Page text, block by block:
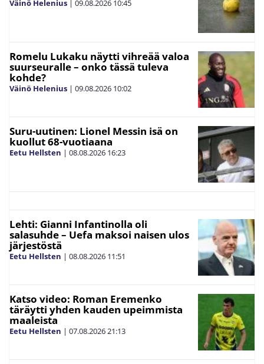
Väinö Helenius 09.08.2026 10:45
Romelu Lukaku näytti vihreää valoa
suurseuralle – onko tässä tuleva
kohde?
Väinö Helenius | 09.08.2026 10:02
Suru-uutinen: Lionel Messin isä on
kuollut 68-vuotiaana
Eetu Hellsten | 08.08.2026 16:23
Lehti: Gianni Infantinolla oli
salasuhde – Uefa maksoi naisen ulos
järjestöstä
Eetu Hellsten | 08.08.2026 11:51
Katso video: Roman Eremenko
täräytti yhden kauden upeimmista
maaleista
Eetu Hellsten | 07.08.202621:13